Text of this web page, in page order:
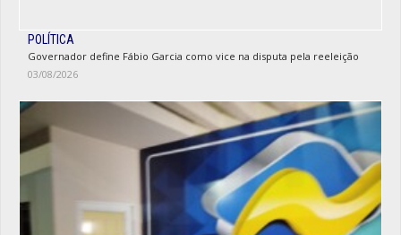
POLÍTICA
Governador define Fábio Garcia como vice na disputa pela reeleição
03/08/2026